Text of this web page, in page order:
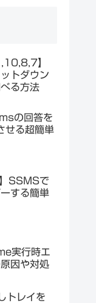
】
トダウン
る方法
の回答を
せる超簡単
SSMSで
する簡単
実行時エ
因や対処
トレイを